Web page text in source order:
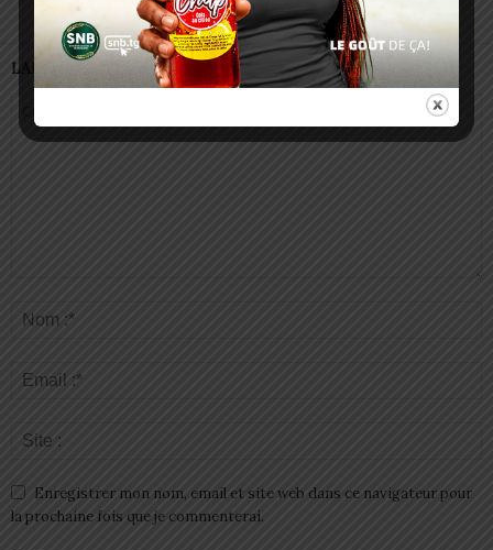
LAISSER UN COMMENTAIRE
Enregistrer mon nom, email et site web dans ce navigateur pour
la prochaine fois que je commenterai.